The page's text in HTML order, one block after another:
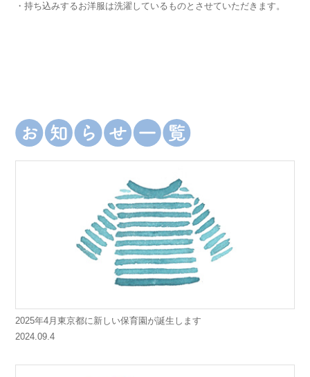
・持ち込みするお洋服は洗濯しているものとさせていただきます。
2025年4月東京都に新しい保育園が誕生します
2024.09.4